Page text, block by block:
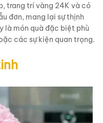
trang trí vàng 24K và có
đơn, mang lại sự thịnh
là món quà đặc biệt phù
các sự kiện quan trọng.